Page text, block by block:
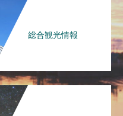
総合観光情報